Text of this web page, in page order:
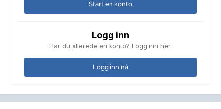
Start en konto
Logg inn
Har du allerede en konto? Logg inn her.
Logg inn nå